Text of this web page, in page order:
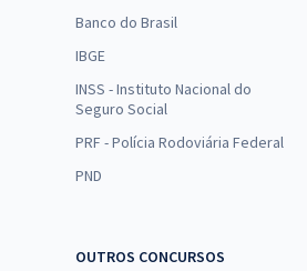
Banco do Brasil
IBGE
INSS - Instituto Nacional do
Seguro Social
PRF - Polícia Rodoviária Federal
PND
OUTROS CONCURSOS